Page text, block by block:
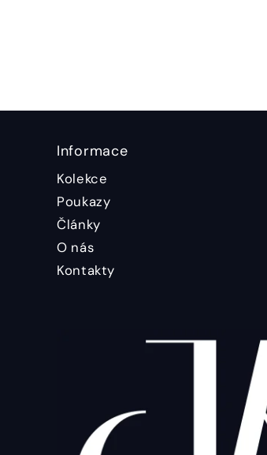
Informace
Kolekce
Poukazy
Články
O nás
Kontakty